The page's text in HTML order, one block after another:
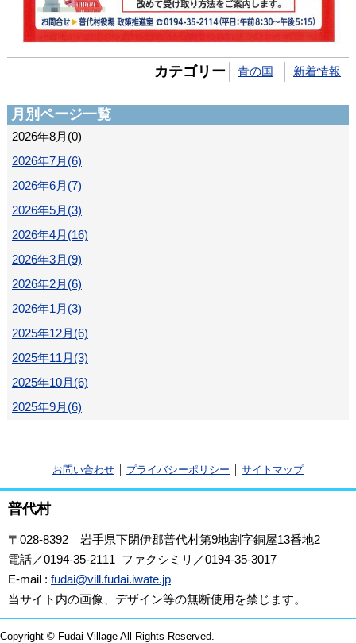
カテゴリー 青の国 新着情報
月別ページ一覧
2026年8月(0)
2026年7月(6)
2026年6月(7)
2026年5月(3)
2026年4月(16)
2026年3月(9)
2026年2月(6)
2026年1月(3)
2025年12月(6)
2025年11月(3)
2025年10月(6)
2025年9月(6)
お問い合わせ プライバシーポリシー サイトマップ
普代村
〒028-8392 岩手県下閉伊郡普代村第9地割字銅屋13番地2
電話／0194-35-2111 ファクシミリ／0194-35-3017
E-mail : fudai@vill.fudai.iwate.jp
当サイト内の画像、デザイン等の無断使用を禁じます。
Copyright © Fudai Village All Rights Reserved.